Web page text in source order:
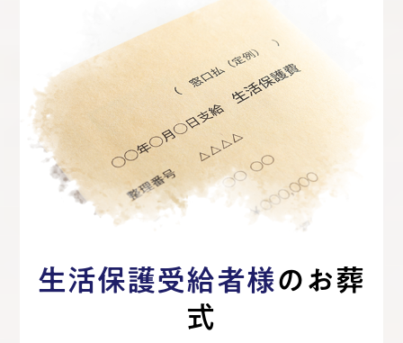
生活保護受給者様のお葬
式